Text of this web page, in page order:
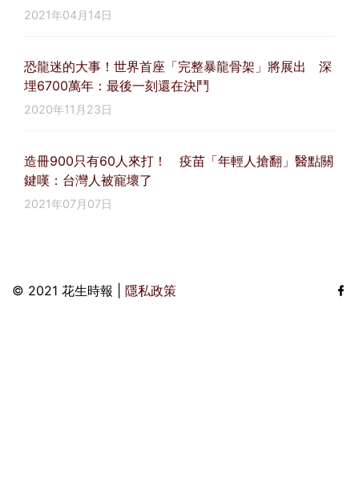
2021年04月14日
恐龍迷的大事！世界首座「完整暴龍骨架」將展出 深
埋6700萬年：最後一刻還在決鬥
2020年11月23日
造冊900只有60人來打！ 疫苗「年輕人搶翻」醫點關
鍵嘆：台灣人被寵壞了
2021年07月07日
© 2021 花生時報 | 隱私政策